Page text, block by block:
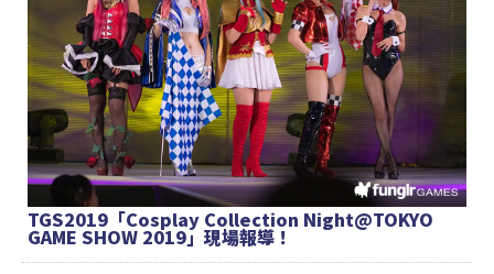
TGS2019「Cosplay Collection Night@TOKYO
GAME SHOW 2019」現場報導！